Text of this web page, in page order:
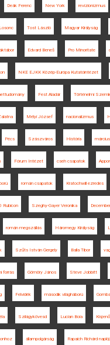
Deák Ferenc New York revizionizmus
Losonc Tost László Magyar Királyság
Edvard Beneš Pro Minoritate
NKE EJKK Közép-Európa Kutatóintézet
Fest Aladár Történelmi
Mélyi József nacionalizmus
Pécs Szászváros História
Fórum Intézet cseh csapatok
román csapatok Kratochwill ezredes
Rubicon Szeghy-Gayer Veronika
román megszállás Háromegy Királyság
Szűts István Gergely Balla Tibor
forrás Gömöry János Steve Jobbitt
Felvidék második világháború
Szilágykövesd Lucian Boia Kisjenő
állampolgárság Rapaich Richárd